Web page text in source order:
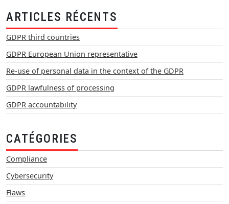
ARTICLES RÉCENTS
GDPR third countries
GDPR European Union representative
Re-use of personal data in the context of the GDPR
GDPR lawfulness of processing
GDPR accountability
CATÉGORIES
Compliance
Cybersecurity
Flaws